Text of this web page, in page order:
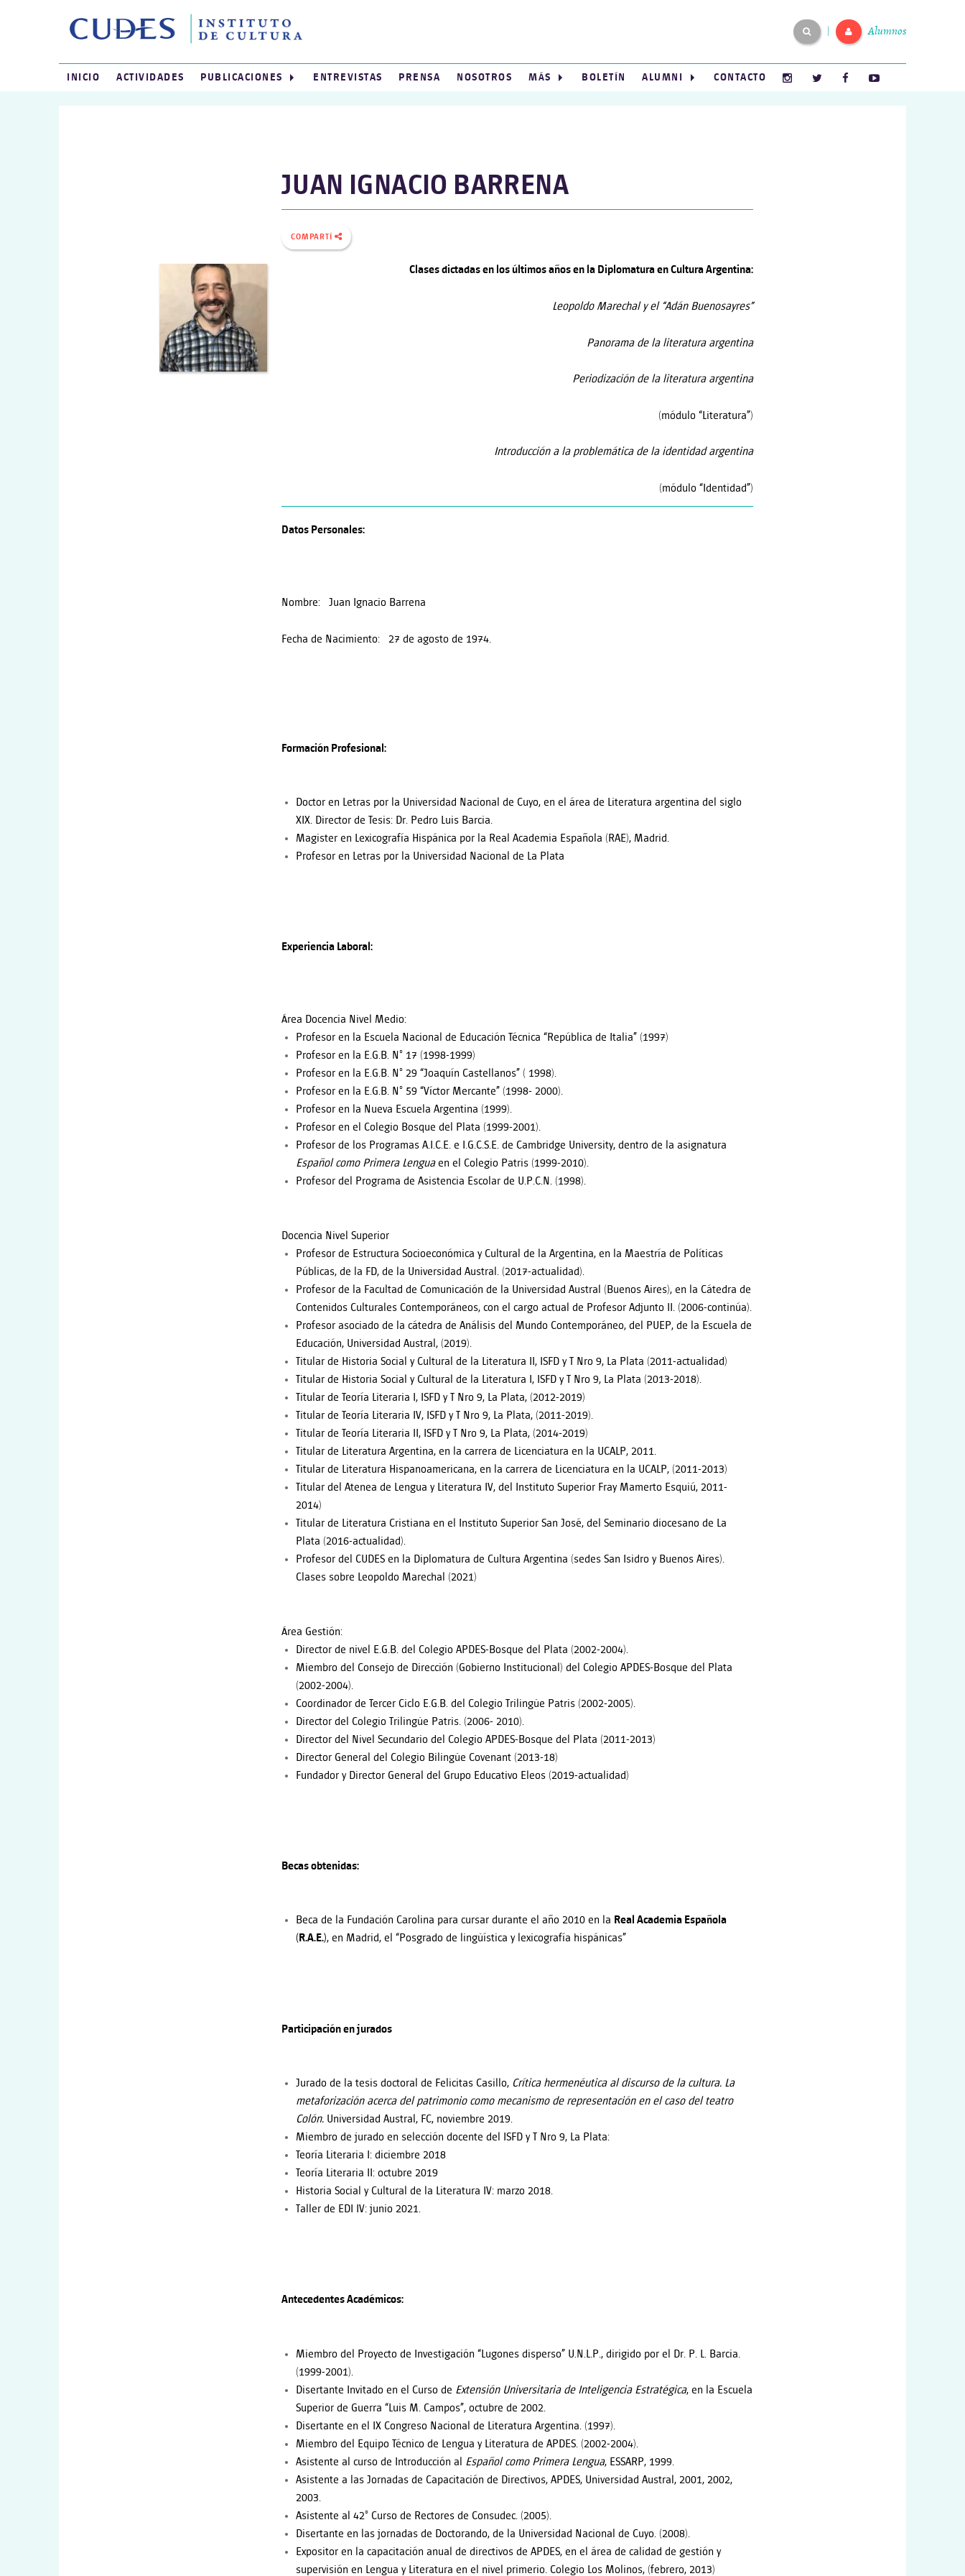
Alumnos
INICIO ACTIVIDADES PUBLICACIONES ENTREVISTAS PRENSA NOSOTROS MÁS BOLETÍN ALUMNI CONTACTO
JUAN IGNACIO BARRENA
COMPARTÍ
Clases dictadas en los últimos años en la Diplomatura en Cultura Argentina:
Leopoldo Marechal y el “Adán Buenosayres”
Panorama de la literatura argentina
Periodización de la literatura argentina
(módulo “Literatura”)
Introducción a la problemática de la identidad argentina
(módulo “Identidad”)
Datos Personales:
Nombre: Juan Ignacio Barrena
Fecha de Nacimiento: 27 de agosto de 1974.
Formación Profesional:
Doctor en Letras por la Universidad Nacional de Cuyo, en el área de Literatura argentina del siglo
XIX. Director de Tesis: Dr. Pedro Luis Barcia.
Magister en Lexicografía Hispánica por la Real Academia Española (RAE), Madrid.
Profesor en Letras por la Universidad Nacional de La Plata
Experiencia Laboral:
Área Docencia Nivel Medio:
Profesor en la Escuela Nacional de Educación Técnica “República de Italia” (1997)
Profesor en la E.G.B. N° 17 (1998-1999)
Profesor en la E.G.B. N° 29 “Joaquín Castellanos” ( 1998).
Profesor en la E.G.B. N° 59 “Víctor Mercante” (1998- 2000).
Profesor en la Nueva Escuela Argentina (1999).
Profesor en el Colegio Bosque del Plata (1999-2001).
Profesor de los Programas A.I.C.E. e I.G.C.S.E. de Cambridge University, dentro de la asignatura
Español como Primera Lenguaen el Colegio Patris (1999-2010).
Profesor del Programa de Asistencia Escolar de U.P.C.N. (1998).
Docencia Nivel Superior
Profesor de Estructura Socioeconómica y Cultural de la Argentina, en la Maestría de Políticas
Públicas, de la FD, de la Universidad Austral. (2017-actualidad).
Profesor de la Facultad de Comunicación de la Universidad Austral (Buenos Aires), en la Cátedra de
Contenidos Culturales Contemporáneos, con el cargo actual de Profesor Adjunto II. (2006-continúa).
Profesor asociado de la cátedra de Análisis del Mundo Contemporáneo, del PUEP, de la Escuela de
Educación, Universidad Austral, (2019).
Titular de Historia Social y Cultural de la Literatura II, ISFD y T Nro 9, La Plata (2011-actualidad)
Titular de Historia Social y Cultural de la Literatura I, ISFD y T Nro 9, La Plata (2013-2018).
Titular de Teoría Literaria I, ISFD y T Nro 9, La Plata, (2012-2019)
Titular de Teoría Literaria IV, ISFD y T Nro 9, La Plata, (2011-2019).
Titular de Teoría Literaria II, ISFD y T Nro 9, La Plata, (2014-2019)
Titular de Literatura Argentina, en la carrera de Licenciatura en la UCALP, 2011.
Titular de Literatura Hispanoamericana, en la carrera de Licenciatura en la UCALP, (2011-2013)
Titular del Atenea de Lengua y Literatura IV, del Instituto Superior Fray Mamerto Esquiú, 2011-
2014)
Titular de Literatura Cristiana en el Instituto Superior San José, del Seminario diocesano de La
Plata (2016-actualidad).
Profesor del CUDES en la Diplomatura de Cultura Argentina (sedes San Isidro y Buenos Aires).
Clases sobre Leopoldo Marechal (2021)
Área Gestión:
Director de nivel E.G.B. del Colegio APDES-Bosque del Plata (2002-2004).
Miembro del Consejo de Dirección (Gobierno Institucional) del Colegio APDES-Bosque del Plata
(2002-2004).
Coordinador de Tercer Ciclo E.G.B. del Colegio Trilingüe Patris (2002-2005).
Director del Colegio Trilingüe Patris. (2006- 2010).
Director del Nivel Secundario del Colegio APDES-Bosque del Plata (2011-2013)
Director General del Colegio Bilingüe Covenant (2013-18)
Fundador y Director General del Grupo Educativo Eleos (2019-actualidad)
Becas obtenidas:
Beca de la Fundación Carolina para cursar durante el año 2010 en la Real Academia Española
(R.A.E.), en Madrid, el “Posgrado de lingüística y lexicografía hispánicas”
Participación en jurados
Jurado de la tesis doctoral de Felicitas Casillo, Crítica hermenéutica al discurso de la cultura. La
metaforización acerca del patrimonio como mecanismo de representación en el caso del teatro
Colón. Universidad Austral, FC, noviembre 2019.
Miembro de jurado en selección docente del ISFD y T Nro 9, La Plata:
Teoría Literaria I: diciembre 2018
Teoría Literaria II: octubre 2019
Historia Social y Cultural de la Literatura IV: marzo 2018.
Taller de EDI IV: junio 2021.
Antecedentes Académicos:
Miembro del Proyecto de Investigación “Lugones disperso” U.N.L.P., dirigido por el Dr. P. L. Barcia.
(1999-2001).
Disertante Invitado en el Curso de Extensión Universitaria de Inteligencia Estratégica, en la Escuela
Superior de Guerra “Luis M. Campos”, octubre de 2002.
Disertante en el IX Congreso Nacional de Literatura Argentina. (1997).
Miembro del Equipo Técnico de Lengua y Literatura de APDES. (2002-2004).
Asistente al curso de Introducción al Español como Primera Lengua, ESSARP, 1999.
Asistente a las Jornadas de Capacitación de Directivos, APDES, Universidad Austral, 2001, 2002,
2003.
Asistente al 42° Curso de Rectores de Consudec. (2005).
Disertante en las jornadas de Doctorando, de la Universidad Nacional de Cuyo. (2008).
Expositor en la capacitación anual de directivos de APDES, en el área de calidad de gestión y
supervisión en Lengua y Literatura en el nivel primerio. Colegio Los Molinos, (febrero, 2013)